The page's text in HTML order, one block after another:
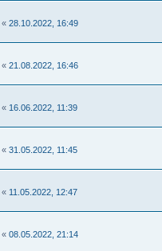
« 28.10.2022, 16:49
« 21.08.2022, 16:46
« 16.06.2022, 11:39
« 31.05.2022, 11:45
« 11.05.2022, 12:47
« 08.05.2022, 21:14